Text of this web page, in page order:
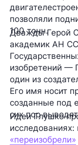
позволяли
100 тонн.
Дважды Герой
академик АН
изобретений —
один из
Его имя носит
созданные под
сих пор
Идеи Глушко
«переизобрели»